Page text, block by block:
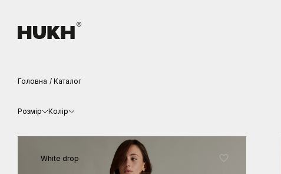
Головна Каталог
Розмір Колір
White drop